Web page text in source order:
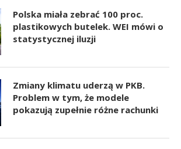
Polska miała zebrać 100 proc.
plastikowych butelek. WEI mówi o
statystycznej iluzji
Zmiany klimatu uderzą w PKB.
Problem w tym, że modele
pokazują zupełnie różne rachunki